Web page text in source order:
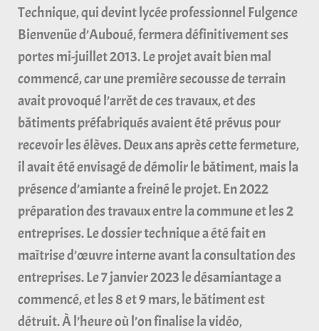
Technique, qui devint lycée professionnel Fulgence
Bienvenüe d’Auboué, fermera définitivement ses
portes mi-juillet 2013. Le projet avait bien mal
commencé, car une première secousse de terrain
avait provoqué l’arrêt de ces travaux, et des
bâtiments préfabriqués avaient été prévus pour
recevoir les élèves. Deux ans après cette fermeture,
il avait été envisagé de démolir le bâtiment, mais la
présence d’amiante a freiné le projet. En 2022
préparation des travaux entre la commune et les 2
entreprises. Le dossier technique a été fait en
maîtrise d’œuvre interne avant la consultation des
entreprises. Le 7 janvier 2023 le désamiantage a
commencé, et les 8 et 9 mars, le bâtiment est
détruit. À l’heure où l’on finalise la vidéo,